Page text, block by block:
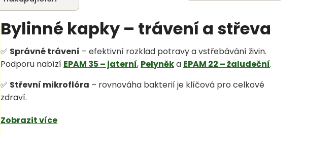
Bylinné kapky – trávení a střeva
✅ Správné trávení – efektivní rozklad potravy a vstřebávání živin.
Podporu nabízí EPAM 35 – jaterní, Pelyněka EPAM 22 – žaludeční.
✅ Střevní mikroflóra – rovnováha bakterií je klíčová pro celkové
zdraví.
Zobrazit více